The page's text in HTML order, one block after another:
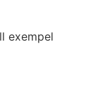
exempel